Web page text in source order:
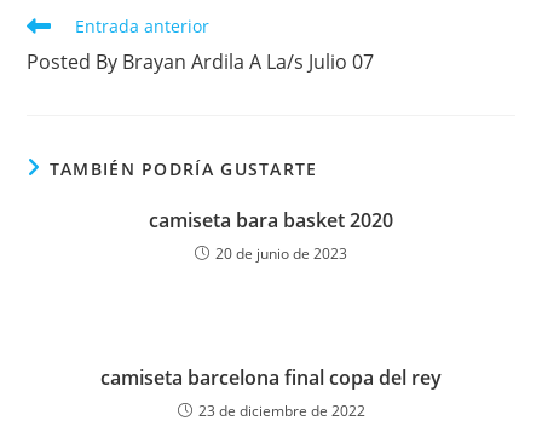
Leer
artículos
Entrada anterior
Posted By Brayan Ardila A La/s Julio 07
TAMBIÉN PODRÍA GUSTARTE
camiseta bara basket 2020
20 de junio de 2023
camiseta barcelona final copa del rey
23 de diciembre de 2022